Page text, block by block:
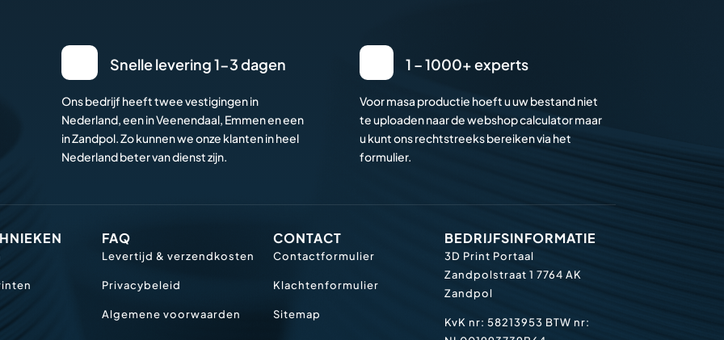
Snelle levering 1-3 dagen
Ons bedrijf heeft twee vestigingen in
Nederland, een in Veenendaal, Emmen en een
in Zandpol. Zo kunnen we onze klanten in heel
Nederland beter van dienst zijn.
1 – 1000+ experts
Voor masa productie hoeft u uw bestand niet
te uploaden naar de webshop calculator maar
u kunt ons rechtstreeks bereiken via het
formulier.
FAQ
Levertijd & verzendkosten
Privacybeleid
Algemene voorwaarden
CONTACT
Contactformulier
Klachtenformulier
Sitemap
BEDRIJFSINFORMATIE
3D Print Portaal
Zandpolstraat 1 7764 AK
Zandpol
KvK nr: 58213953 BTW nr: